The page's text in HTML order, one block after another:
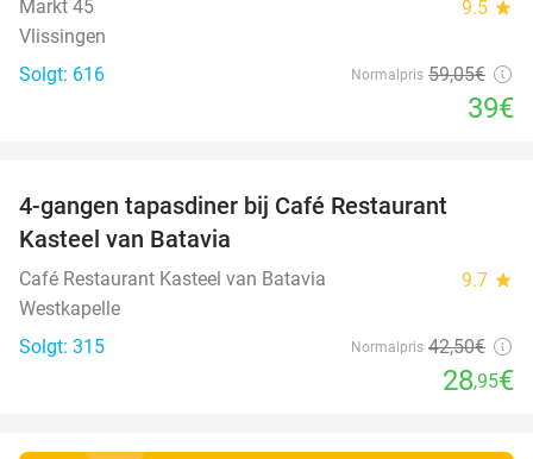
Markt 45 9.5 star
Vlissingen
Solgt: 616
Normalpris 59,05€
39€
4-gangen tapasdiner bij Café Restaurant
Kasteel van Batavia
Café Restaurant Kasteel van Batavia 9.7 star
Westkapelle
Solgt: 315
Normalpris 42,50€
28,95€